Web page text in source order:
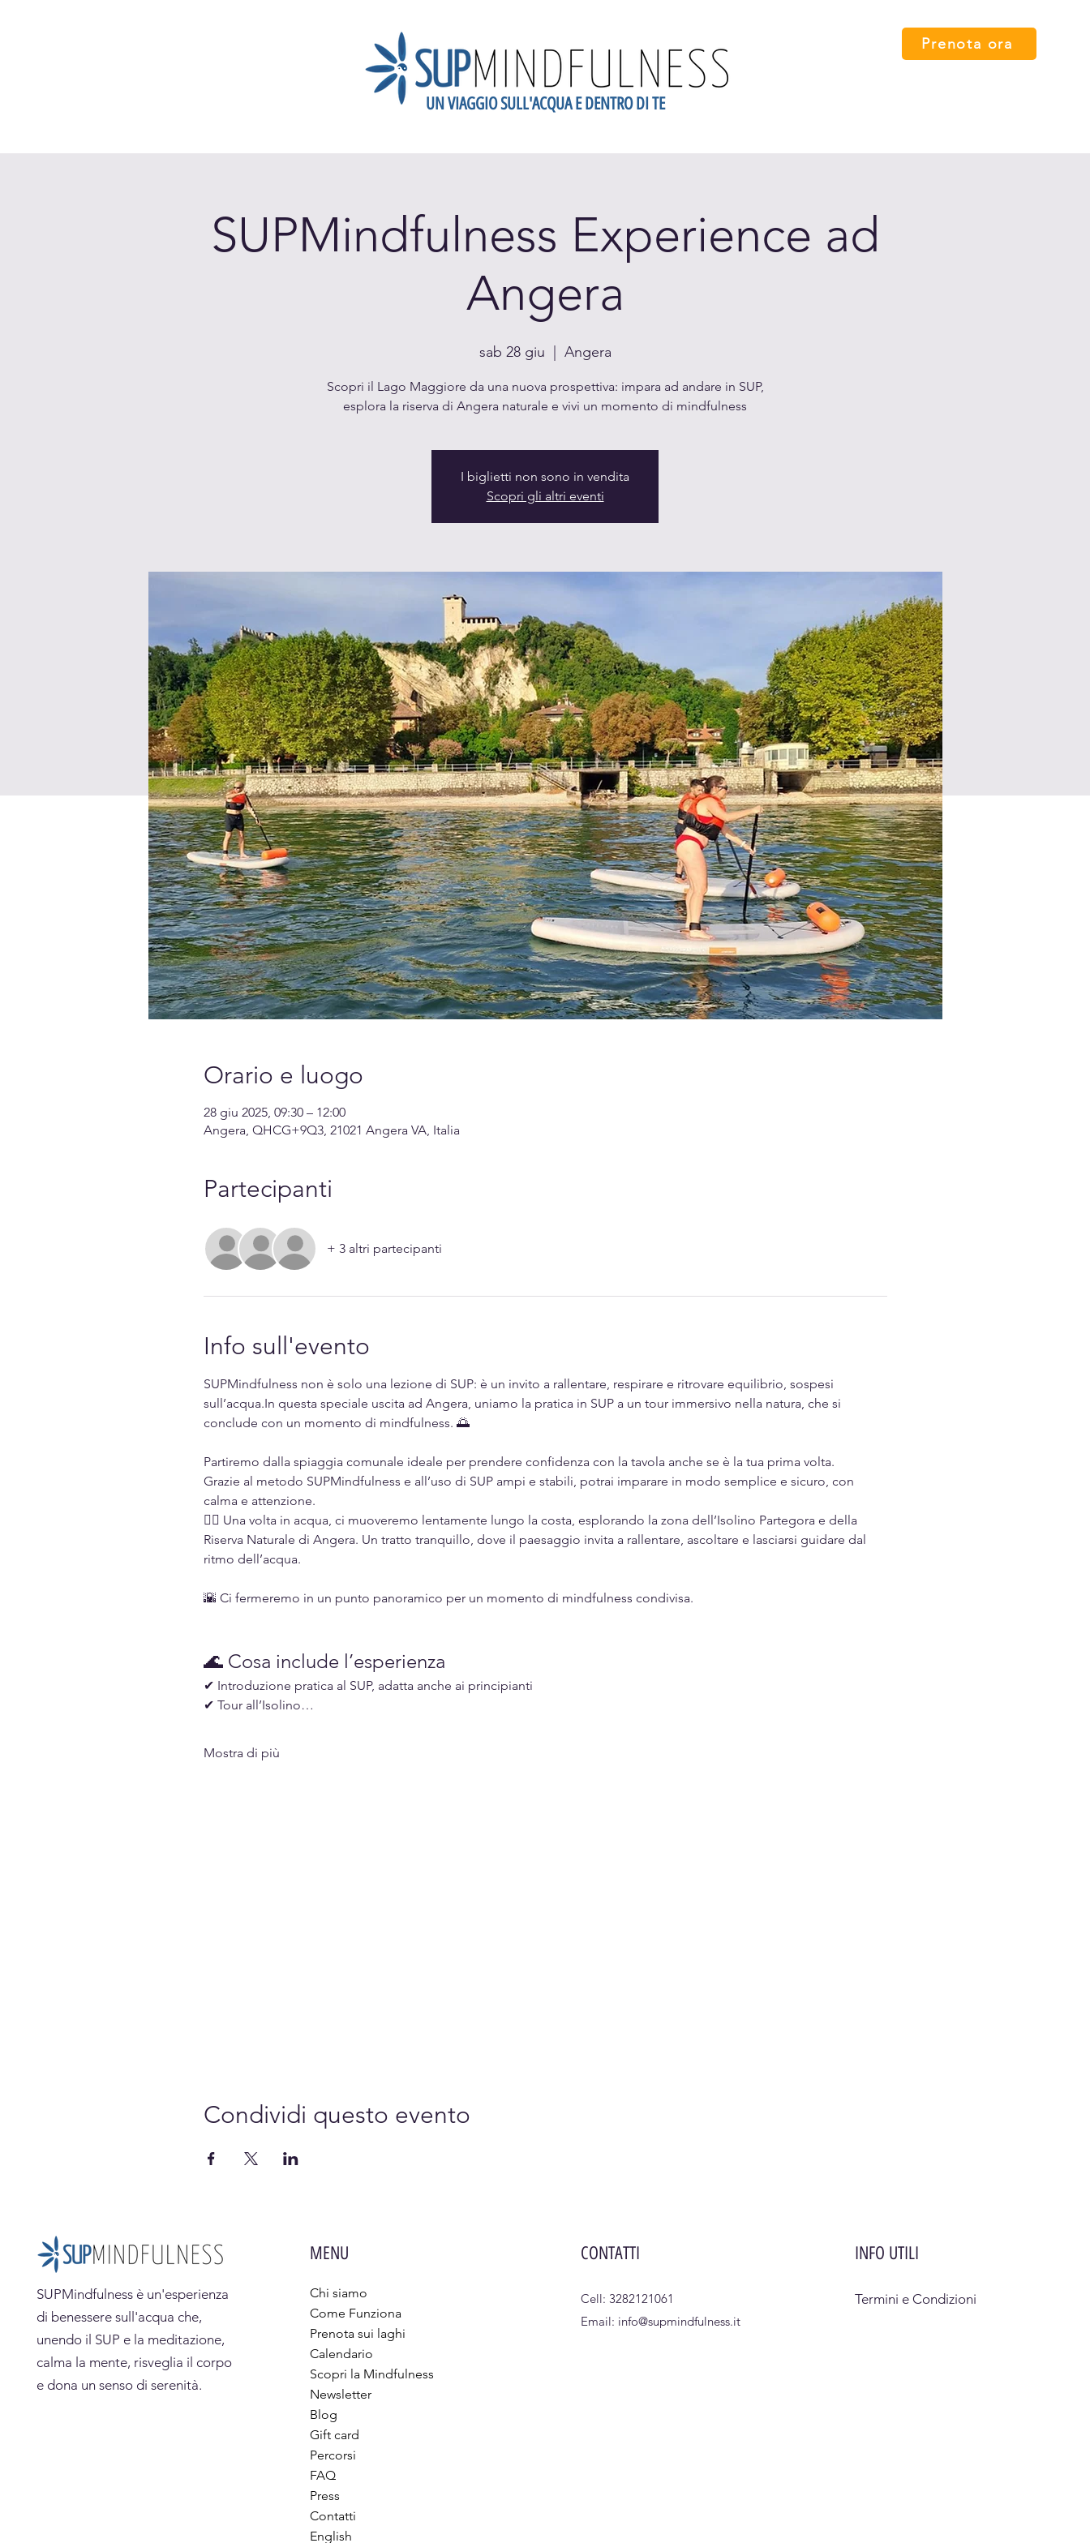
UN VIAGGIO SULL'ACQUA E DENTRO DI TE
Prenota ora
SUPMindfulness Experience ad
Angera
sab 28 giu Angera
Scopri il Lago Maggiore da una nuova prospettiva: impara ad andare in SUP,
esplora la riserva di Angera naturale e vivi un momento di mindfulness
I biglietti non sono in vendita
Scopri gli altri eventi
Orario e luogo
28 giu 2025, 09:30 – 12:00
Angera, QHCG+9Q3, 21021 Angera VA, Italia
Partecipanti
+ 3 altri partecipanti
Info sull'evento
SUPMindfulness non è solo una lezione di SUP: è un invito a rallentare, respirare e ritrovare equilibrio, sospesi
sull’acqua.In questa speciale uscita ad Angera, uniamo la pratica in SUP a un tour immersivo nella natura, che si
conclude con un momento di mindfulness. 🌅
Partiremo dalla spiaggia comunale ideale per prendere confidenza con la tavola anche se è la tua prima volta.
Grazie al metodo SUPMindfulness e all’uso di SUP ampi e stabili, potrai imparare in modo semplice e sicuro, con
calma e attenzione.
🚣‍♀️ Una volta in acqua, ci muoveremo lentamente lungo la costa, esplorando la zona dell’Isolino Partegora e della
Riserva Naturale di Angera. Un tratto tranquillo, dove il paesaggio invita a rallentare, ascoltare e lasciarsi guidare dal
ritmo dell’acqua.
🌇 Ci fermeremo in un punto panoramico per un momento di mindfulness condivisa.
🌊 Cosa include l’esperienza
✔ Introduzione pratica al SUP, adatta anche ai principianti
✔ Tour all’Isolino…
Mostra di più
Condividi questo evento
SUPMindfulness è un'esperienza
di benessere sull'acqua che,
unendo il SUP e la meditazione,
calma la mente, risveglia il corpo
e dona un senso di serenità.
MENU
Chi siamo
Come Funziona
Prenota sui laghi
Calendario
Scopri la Mindfulness
Newsletter
Blog
Gift card
Percorsi
FAQ
Press
Contatti
English
CONTATTI
Cell: 3282121061
Email: info@supmindfulness.it
INFO UTILI
Termini e Condizioni